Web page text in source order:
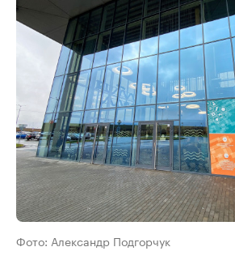
Фото: Александр Подгорчук